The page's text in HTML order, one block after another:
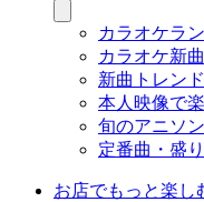
カラオケラ
カラオケ新曲
新曲トレン
本人映像で
旬のアニソ
定番曲・盛
お店でもっと楽し